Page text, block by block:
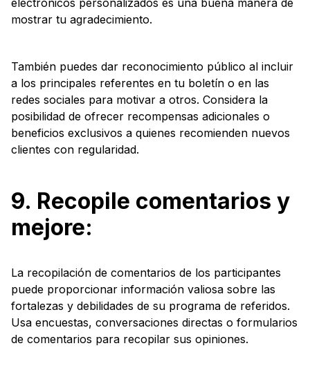
electrónicos personalizados es una buena manera de
mostrar tu agradecimiento.
También puedes dar reconocimiento público al incluir
a los principales referentes en tu boletín o en las
redes sociales para motivar a otros. Considera la
posibilidad de ofrecer recompensas adicionales o
beneficios exclusivos a quienes recomienden nuevos
clientes con regularidad.
9. Recopile comentarios y
mejore:
La recopilación de comentarios de los participantes
puede proporcionar información valiosa sobre las
fortalezas y debilidades de su programa de referidos.
Usa encuestas, conversaciones directas o formularios
de comentarios para recopilar sus opiniones.